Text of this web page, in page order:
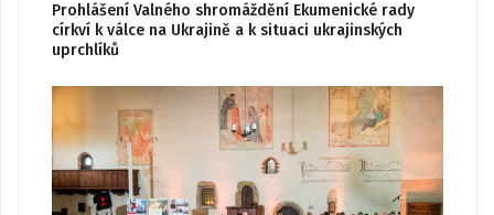
Prohlášení Valného shromáždění Ekumenické rady
církví k válce na Ukrajině a k situaci ukrajinských
uprchlíků